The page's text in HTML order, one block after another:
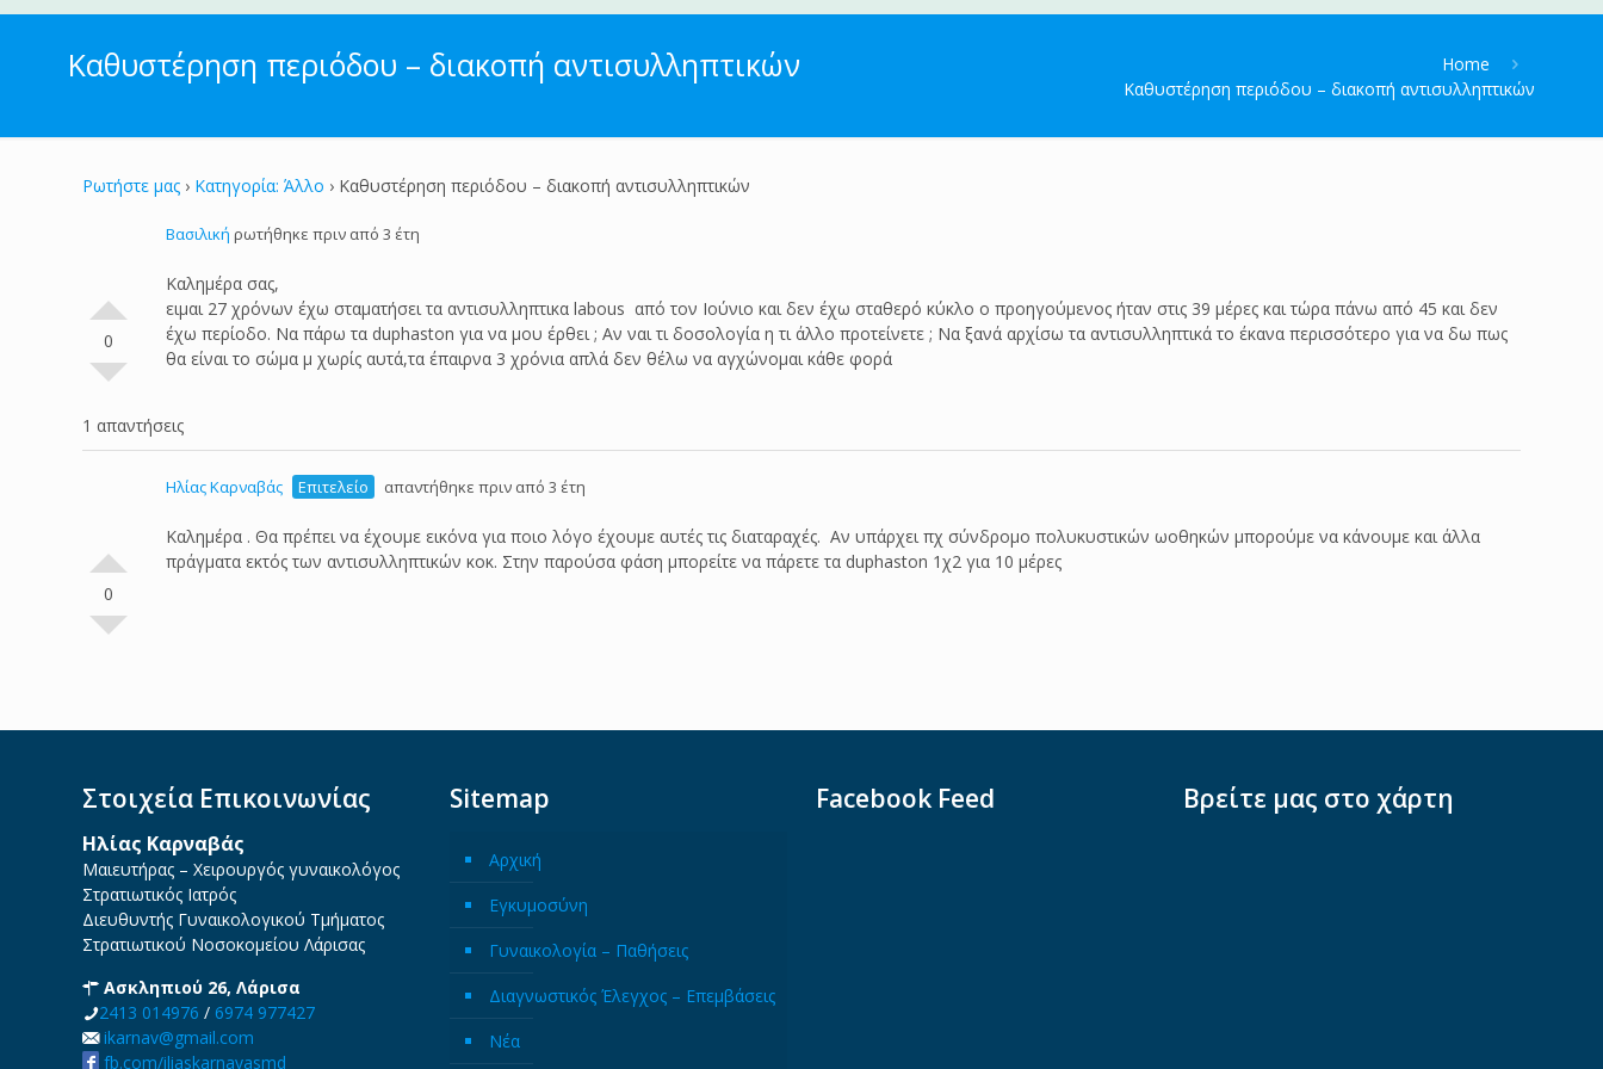
Καθυστέρηση περιόδου – διακοπή αντισυλληπτικών
Home
Καθυστέρηση περιόδου – διακοπή αντισυλληπτικών
Ρωτήστε μας › Κατηγορία: Άλλο › Καθυστέρηση περιόδου – διακοπή αντισυλληπτικών
0
Βασιλική ρωτήθηκε πριν από 3 έτη
Καλημέρα σας,
ειμαι 27 χρόνων έχω σταματήσει τα αντισυλληπτικα labous από τον Ιούνιο και δεν έχω σταθερό κύκλο ο προηγούμενος ήταν στις 39 μέρες και τώρα πάνω από 45 και δεν
έχω περίοδο. Να πάρω τα duphaston για να μου έρθει ; Αν ναι τι δοσολογία η τι άλλο προτείνετε ; Να ξανά αρχίσω τα αντισυλληπτικά το έκανα περισσότερο για να δω πως
θα είναι το σώμα μ χωρίς αυτά,τα έπαιρνα 3 χρόνια απλά δεν θέλω να αγχώνομαι κάθε φορά
1 απαντήσεις
0
Ηλίας Καρναβάς Επιτελείο απαντήθηκε πριν από 3 έτη
Καλημέρα . Θα πρέπει να έχουμε εικόνα για ποιο λόγο έχουμε αυτές τις διαταραχές. Αν υπάρχει πχ σύνδρομο πολυκυστικών ωοθηκών μπορούμε να κάνουμε και άλλα
πράγματα εκτός των αντισυλληπτικών κοκ. Στην παρούσα φάση μπορείτε να πάρετε τα duphaston 1χ2 για 10 μέρες
Στοιχεία Επικοινωνίας
Ηλίας Καρναβάς
Μαιευτήρας – Χειρουργός γυναικολόγος
Στρατιωτικός Ιατρός
Διευθυντής Γυναικολογικού Τμήματος
Στρατιωτικού Νοσοκομείου Λάρισας
Ασκληπιού 26, Λάρισα
2413 014976 / 6974 977427
ikarnav@gmail.com
fb.com/iliaskarnavasmd
Sitemap
Αρχική
Εγκυμοσύνη
Γυναικολογία – Παθήσεις
Διαγνωστικός Έλεγχος – Επεμβάσεις
Νέα
Facebook Feed Βρείτε μας στο χάρτη